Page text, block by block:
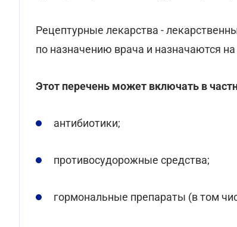
Рецептурные лекарства -
по назначению врача и назначаются
Этот перечень может включать в
антибиотики;
противосудорожные средства;
гормональные препараты (в том